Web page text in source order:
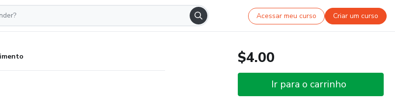
Acessar meu curso Criar um curso
$4.00
Ir para o carrinho